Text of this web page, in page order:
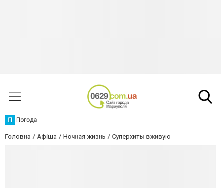
П Погода
Головна Афіша Ночная жизнь Суперхиты вживую